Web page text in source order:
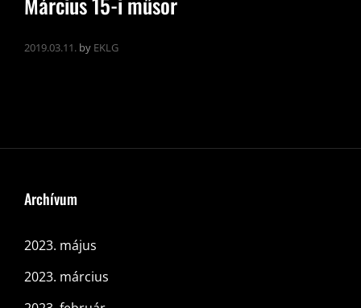
2019.03.11. by EKLG
Archívum
2023. május
2023. március